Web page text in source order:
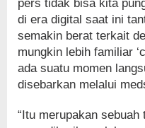
pers tidak bisa kita
di era digital saat ini
semakin berat terkait
mungkin lebih familiar
ada suatu momen
disebarkan melalui
“Itu merupakan